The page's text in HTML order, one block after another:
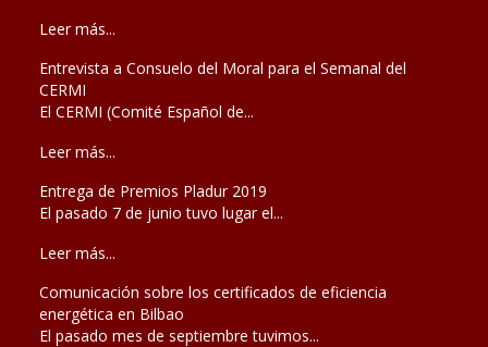
Leer más...
Entrevista a Consuelo del Moral para el Semanal del
CERMI
El CERMI (Comité Español de...
Leer más...
Entrega de Premios Pladur 2019
El pasado 7 de junio tuvo lugar el...
Leer más...
Comunicación sobre los certificados de eficiencia
energética en Bilbao
El pasado mes de septiembre tuvimos...